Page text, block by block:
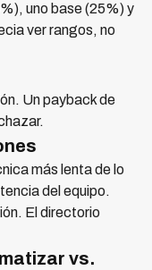
uno base (25%) y
ver rangos, no
Un payback de
más lenta de lo
del equipo.
El directorio
vs.